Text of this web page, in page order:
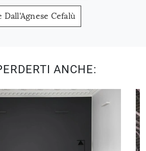
Dall'Agnese Cefalù
ANCHE: